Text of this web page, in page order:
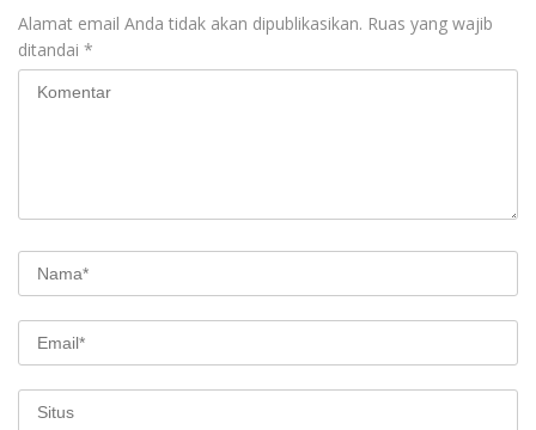
Alamat email Anda tidak akan dipublikasikan. Ruas yang wajib
ditandai *